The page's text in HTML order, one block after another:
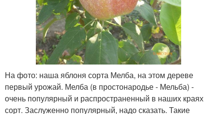
На фото: наша яблоня сорта Мелба, на этом дереве
первый урожай. Мелба (в простонародье - Мельба) -
очень популярный и распространенный в наших краях
сорт. Заслуженно популярный, надо сказать. Такие